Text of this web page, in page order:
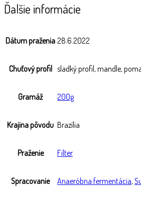
Ďalšie informácie
Dátum praženia 28.6.2022
Chuťový profil sladký profil, mandle,
Gramáž 200g
Krajina pôvodu Brazília
Praženie Filter
Spracovanie Anaeróbna fermentácia,